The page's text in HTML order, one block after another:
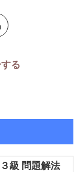
る
級 問題解法